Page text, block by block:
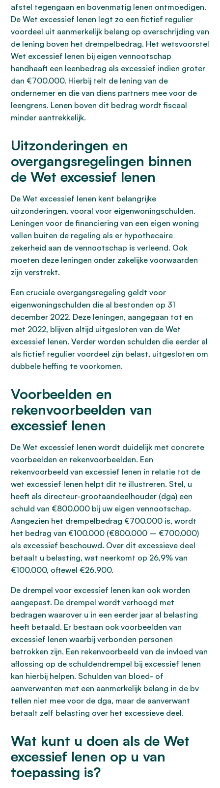
afstel tegengaan en bovenmatig lenen ontmoedigen.
De Wet excessief lenen legt zo een fictief regulier
voordeel uit aanmerkelijk belang op overschrijding van
de lening boven het drempelbedrag. Het wetsvoorstel
Wet excessief lenen bij eigen vennootschap
handhaaft een leenbedrag als excessief indien groter
dan €700.000. Hierbij telt de lening van de
ondernemer en die van diens partners mee voor de
leengrens. Lenen boven dit bedrag wordt fiscaal
minder aantrekkelijk.
Uitzonderingen en
overgangsregelingen binnen
de Wet excessief lenen
De Wet excessief lenen kent belangrijke
uitzonderingen, vooral voor eigenwoningschulden.
Leningen voor de financiering van een eigen woning
vallen buiten de regeling als er hypothecaire
zekerheid aan de vennootschap is verleend. Ook
moeten deze leningen onder zakelijke voorwaarden
zijn verstrekt.
Een cruciale overgangsregeling geldt voor
eigenwoningschulden die al bestonden op 31
december 2022. Deze leningen, aangegaan tot en
met 2022, blijven altijd uitgesloten van de Wet
excessief lenen. Verder worden schulden die eerder al
als fictief regulier voordeel zijn belast, uitgesloten om
dubbele heffing te voorkomen.
Voorbeelden en
rekenvoorbeelden van
excessief lenen
De Wet excessief lenen wordt duidelijk met concrete
voorbeelden en rekenvoorbeelden. Een
rekenvoorbeeld van excessief lenen in relatie tot de
wet excessief lenen helpt dit te illustreren. Stel, u
heeft als directeur-grootaandeelhouder (dga) een
schuld van €800.000 bij uw eigen vennootschap.
Aangezien het drempelbedrag €700.000 is, wordt
het bedrag van €100.000 (€800.000 – €700.000)
als excessief beschouwd. Over dit excessieve deel
betaalt u belasting, wat neerkomt op 26,9% van
€100.000, oftewel €26.900.
De drempel voor excessief lenen kan ook worden
aangepast. De drempel wordt verhoogd met
bedragen waarover u in een eerder jaar al belasting
heeft betaald. Er bestaan ook voorbeelden van
excessief lenen waarbij verbonden personen
betrokken zijn. Een rekenvoorbeeld van de invloed van
aflossing op de schuldendrempel bij excessief lenen
kan hierbij helpen. Schulden van bloed- of
aanverwanten met een aanmerkelijk belang in de bv
tellen niet mee voor de dga, maar de aanverwant
betaalt zelf belasting over het excessieve deel.
Wat kunt u doen als de Wet
excessief lenen op u van
toepassing is?